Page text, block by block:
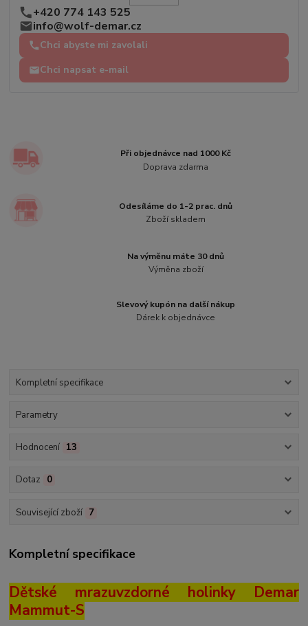
+420 774 143 525
info@wolf-demar.cz
Chci abyste mi zavolali
Chci napsat e-mail
Při objednávce nad 1000 Kč
Doprava zdarma
Odesíláme do 1-2 prac. dnů
Zboží skladem
Na výměnu máte 30 dnů
Výměna zboží
Slevový kupón na další nákup
Dárek k objednávce
Kompletní specifikace
Parametry
Hodnocení 13
Dotaz 0
Související zboží 7
Kompletní specifikace
Dětské mrazuvzdorné holinky Demar
Mammut-S